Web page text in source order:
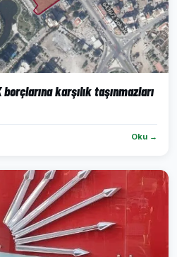
karşılık taşınmazları
Oku →